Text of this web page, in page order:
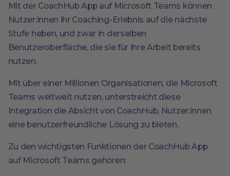
Mit der CoachHub App auf Microsoft Teams können
Nutzer:innen ihr Coaching-Erlebnis auf die nächste
Stufe heben, und zwar in derselben
Benutzeroberfläche, die sie für ihre Arbeit bereits
nutzen.
Mit über einer Millionen Organisationen, die Microsoft
Teams weltweit nutzen, unterstreicht diese
Integration die Absicht von CoachHub, Nutzer:innen
eine benutzerfreundliche Lösung zu bieten.
Zu den wichtigsten Funktionen der CoachHub App
auf Microsoft Teams gehören: